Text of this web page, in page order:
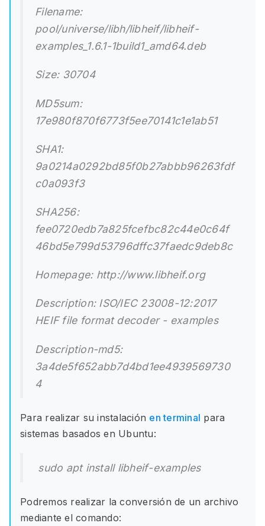
Filename:
pool/universe/libh/libheif/libheif-
examples_1.6.1-1build1_amd64.deb
Size: 30704
MD5sum:
17e980f870f6773f5ee70141c1e1ab51
SHA1:
9a0214a0292bd85f0b27abbb96263fdf
c0a093f3
SHA256:
fee0720edb7a825fcefbc82c44e0c64f
46bd5e799d53796dffc37faedc9deb8c
Homepage: http://www.libheif.org
Description: ISO/IEC 23008-12:2017
HEIF file format decoder - examples
Description-md5:
3a4de5f652abb7d4bd1ee4939569730
4
Para realizar su instalación en terminal para
sistemas basados en Ubuntu:
sudo apt install libheif-examples
Podremos realizar la conversión de un archivo
mediante el comando: